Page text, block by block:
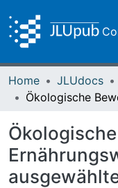
Home JLUdocs